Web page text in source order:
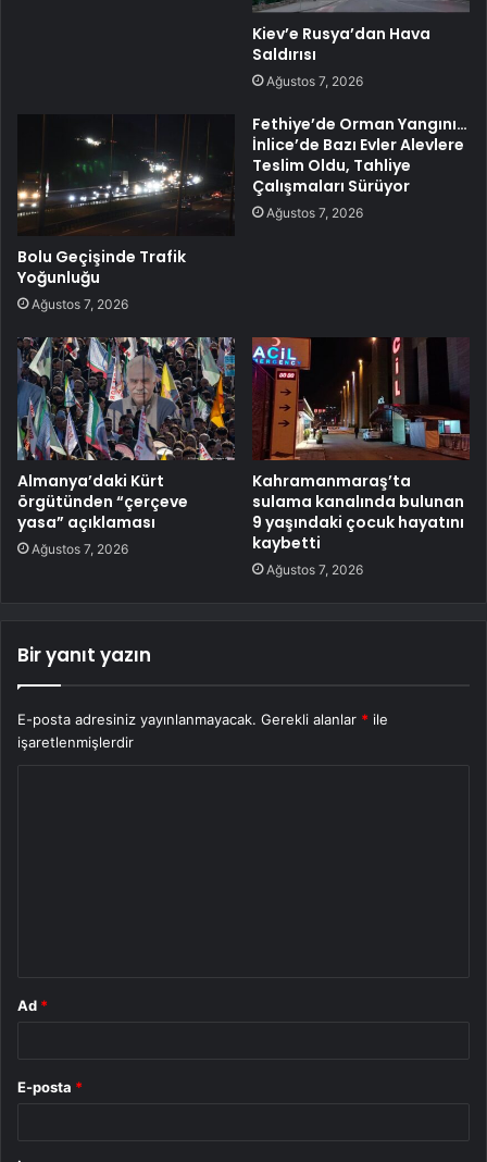
Kiev’e Rusya’dan Hava
Saldırısı
Ağustos 7, 2026
Bolu Geçişinde Trafik
Yoğunluğu
Ağustos 7, 2026
Fethiye’de Orman Yangını…
İnlice’de Bazı Evler Alevlere
Teslim Oldu, Tahliye
Çalışmaları Sürüyor
Ağustos 7, 2026
Almanya’daki Kürt
örgütünden “çerçeve
yasa” açıklaması
Ağustos 7, 2026
Kahramanmaraş’ta
sulama kanalında bulunan
9 yaşındaki çocuk hayatını
kaybetti
Ağustos 7, 2026
Bir yanıt yazın
E-posta adresiniz yayınlanmayacak. Gerekli alanlar * ile
işaretlenmişlerdir
Ad *
E-posta *